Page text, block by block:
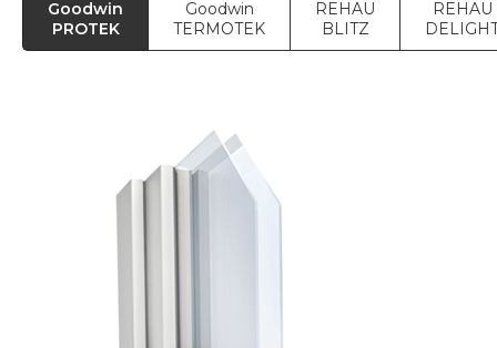
Goodwin
PROTEK
Goodwin
TERMOTEK
REHAU
BLITZ
REHAU